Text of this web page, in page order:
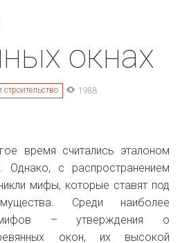
окнах
строительство 1988
время считались эталоном
Однако, с распространением
мифы, которые ставят под
Среди наиболее
мифов – утверждения о
окон, их высокой